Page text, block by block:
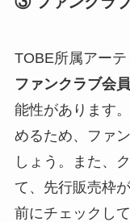
TOBE所属アーテ
ファンクラブ会
能性があります
めるため、ファ
しょう。また、
て、先行販売枠
前にチェックし